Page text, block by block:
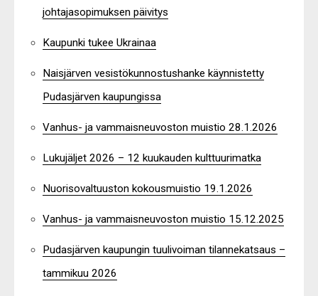
johtajasopimuksen päivitys
Kaupunki tukee Ukrainaa
Naisjärven vesistökunnostushanke käynnistetty
Pudasjärven kaupungissa
Vanhus- ja vammaisneuvoston muistio 28.1.2026
Lukujäljet 2026 – 12 kuukauden kulttuurimatka
Nuorisovaltuuston kokousmuistio 19.1.2026
Vanhus- ja vammaisneuvoston muistio 15.12.2025
Pudasjärven kaupungin tuulivoiman tilannekatsaus –
tammikuu 2026